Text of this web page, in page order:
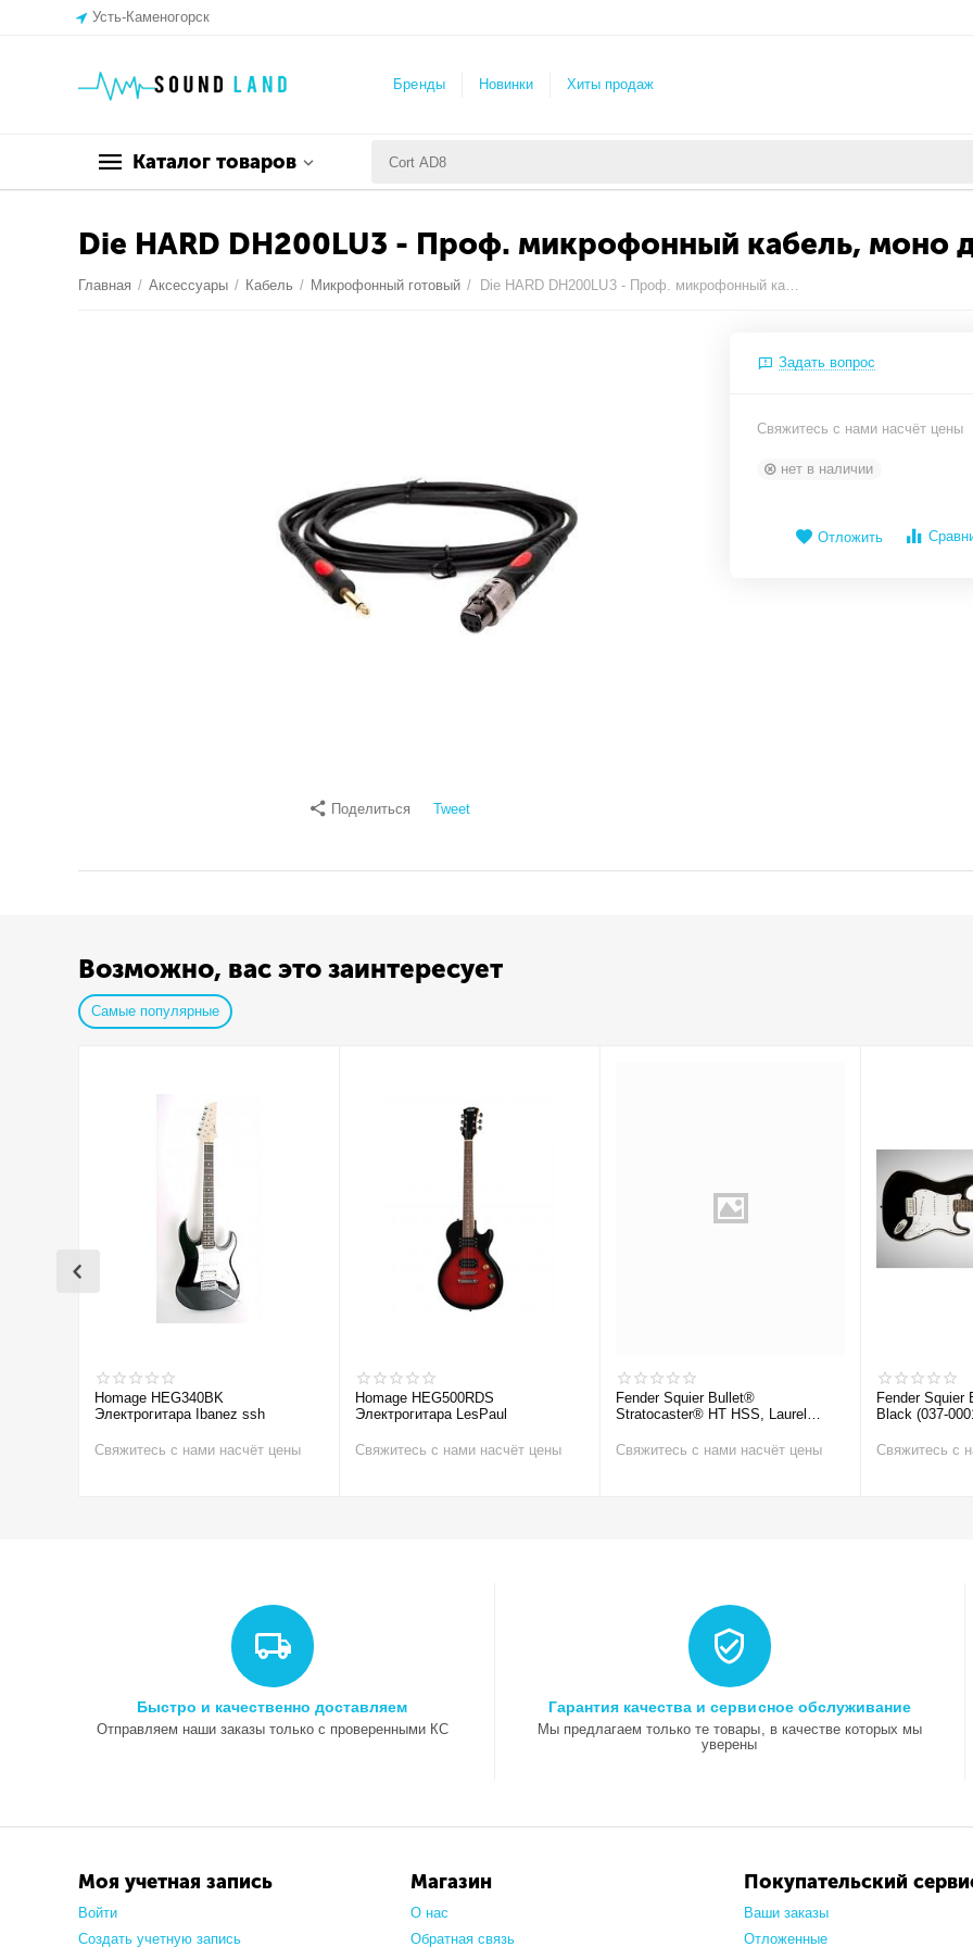
Усть-Каменогорск
Бренды Новинки Хиты продаж
Каталог товаров
Die HARD DH200LU3 - Проф. микрофонный кабель, моно
Главная / Аксессуары / Кабель / Микрофонный готовый / Die HARD DH200LU3 - Проф. микрофонный кабель, моно джек XLR F, длина - 3м
Поделиться Tweet
Задать вопрос
Свяжитесь с нами насчёт цены
нет в наличии
Отложить
Возможно, вас это заинтересует
Самые популярные
Homage HEG340BK
Электрогитара Ibanez ssh
Свяжитесь с нами насчёт цены
Homage HEG500RDS
Электрогитара LesPaul
Свяжитесь с нами насчёт цены
Fender Squier Bullet®
Stratocaster® HT HSS, Laurel
Электрогитара
Свяжитесь с нами насчёт цены
Fender Squier
Black (037-
Свяжитесь с
Быстро и качественно доставляем
Отправляем наши заказы только с проверенными КС
Гарантия качества и сервисное обслуживание
Мы предлагаем только те товары, в качестве которых мы
уверены
Моя учетная запись
Войти
Создать учетную запись
Магазин
О нас
Обратная связь
Покупательский
Ваши заказы
Отложенные